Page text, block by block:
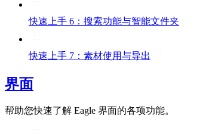
快速上手 6：搜索功能与智能文件夹
快速上手 7：素材使用与导出
界面
帮助您快速了解 Eagle 界面的各项功能。